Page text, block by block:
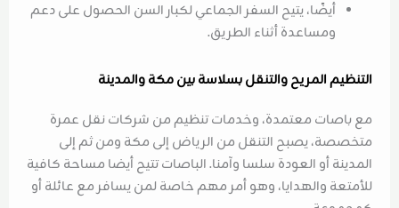
أيضًا، يتيح السفر الجماعي لكبار السن الحصول على دعم
ومساعدة أثناء الطريق.
التنظيم المريح والتنقل بسلاسة بين مكة والمدينة
مع باصات معتمدة، وخدمات تنظيم من شركات نقل عمرة
متخصصة، يصبح التنقل من الرياض إلى مكة ومن ثم إلى
المدينة أو العودة سلسا وآمنا. الباصات تتيح أيضا مساحة كافية
للأمتعة والهدايا، وهو أمر مهم خاصة لمن يسافر مع عائلة أو